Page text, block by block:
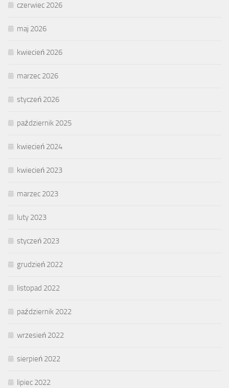
czerwiec 2026
maj 2026
kwiecień 2026
marzec 2026
styczeń 2026
październik 2025
kwiecień 2024
kwiecień 2023
marzec 2023
luty 2023
styczeń 2023
grudzień 2022
listopad 2022
październik 2022
wrzesień 2022
sierpień 2022
lipiec 2022